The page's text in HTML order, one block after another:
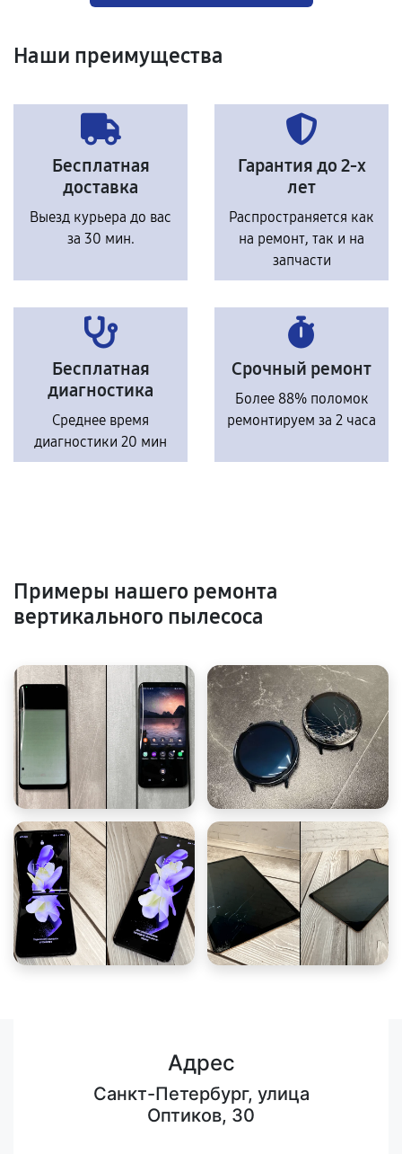
Наши преимущества
Бесплатная
доставка
Выезд курьера до вас
за 30 мин.
Гарантия до 2-х
лет
Распространяется как
на ремонт, так и на
запчасти
Бесплатная
диагностика
Среднее время
диагностики 20 мин
Срочный ремонт
Более 88% поломок
ремонтируем за 2 часа
Примеры нашего ремонта
вертикального пылесоса
Адрес
Санкт-Петербург, улица
Оптиков, 30